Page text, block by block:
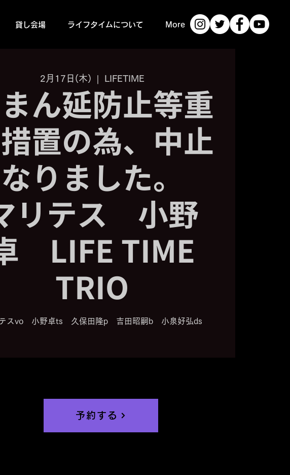
貸し会場 ライフタイムについて More
2月17日(木)
  |
LIFETIME
ん延防止等重
置の為、中止
りました。
リテス 小野
LIFE TIME
TRIO
スvo 小野卓ts 久保田隆p 吉田昭嗣b 小泉好弘ds
予約する